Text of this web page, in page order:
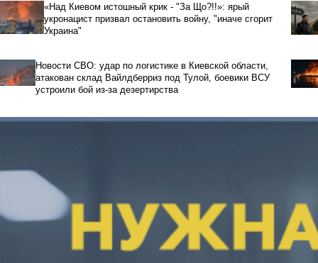
«Над Киевом истошный крик - "За Що?!!»: ярый
укронацист призвал остановить войну, "иначе сгорит
Украина"
Новости СВО: удар по логистике в Киевской области,
атакован склад Вайлдберриз под Тулой, боевики ВСУ
устроили бой из-за дезертирства